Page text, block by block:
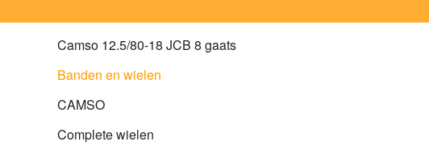
Camso 12.5/80-18 JCB 8 gaats
Banden en wielen
CAMSO
Complete wielen